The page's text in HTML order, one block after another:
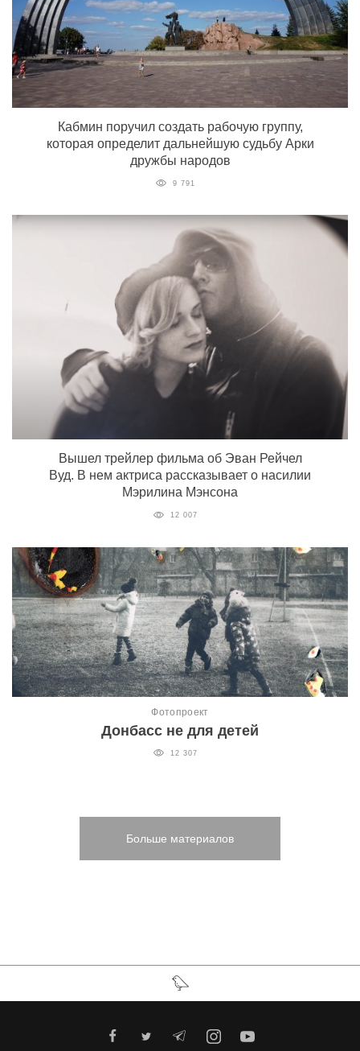
Кабмин поручил создать рабочую группу,
которая определит дальнейшую судьбу Арки
дружбы народов
9 791
Вышел трейлер фильма об Эван Рейчел
Вуд. В нем актриса рассказывает о насилии
Мэрилина Мэнсона
12 007
Фотопроект
Донбасс не для детей
12 307
Больше материалов